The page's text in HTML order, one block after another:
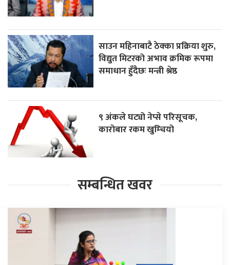
साउन महिनाबाटै ठेक्का प्रक्रिया शुरु,
विद्युत मिटरको अभाव क्रमिक रूपमा
समाधान हुँदैछः मन्त्री श्रेष्ठ
९ अंकले घट्यो नेप्से परिसूचक,
कारोबार रकम खुम्चियो
सम्बन्धित खवर